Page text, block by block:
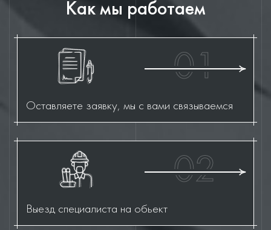
Как мы работаем
01
Оставляете заявку, мы с вами связываемся
02
Выезд специалиста на обьект